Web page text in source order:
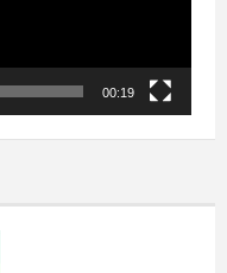
00:19